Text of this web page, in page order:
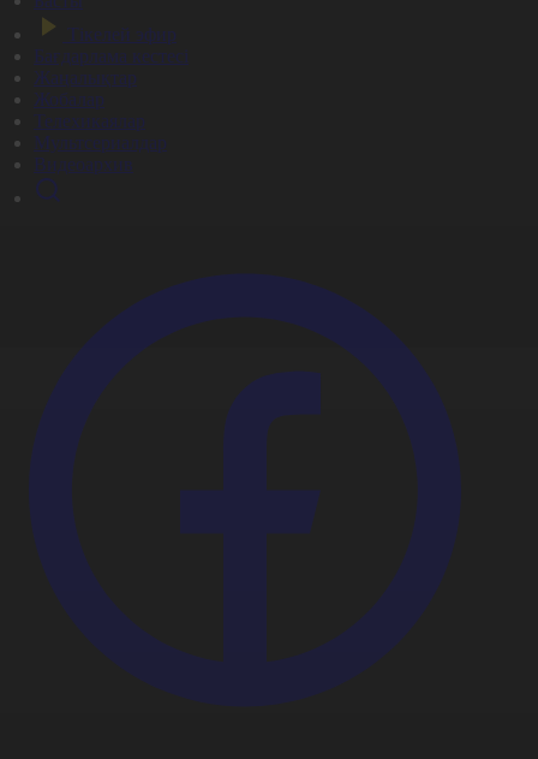
Тікелей эфир
Бағдарлама кестесі
Жаңалықтар
Жобалар
Телехикаялар
Мультсериалдар
Видеоархив